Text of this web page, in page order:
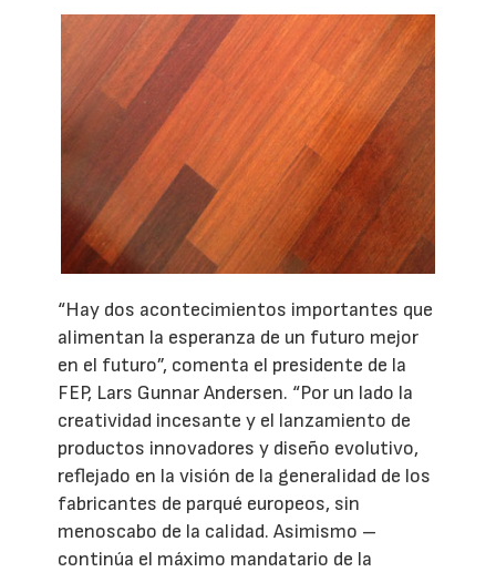
“Hay dos acontecimientos importantes que
alimentan la esperanza de un futuro mejor
en el futuro”, comenta el presidente de la
FEP, Lars Gunnar Andersen. “Por un lado la
creatividad incesante y el lanzamiento de
productos innovadores y diseño evolutivo,
reflejado en la visión de la generalidad de los
fabricantes de parqué europeos, sin
menoscabo de la calidad. Asimismo –
continúa el máximo mandatario de la